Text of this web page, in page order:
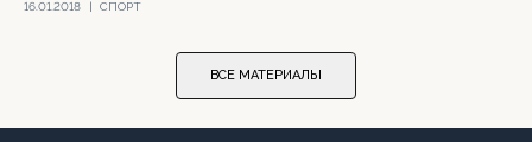
16.01.2018 | СПОРТ
ВСЕ МАТЕРИАЛЫ